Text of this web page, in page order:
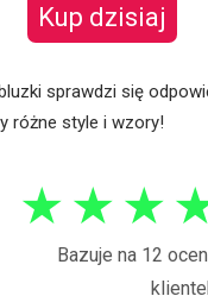
Kup dzisiaj
sprawdzi się
różne style i wzory!
★ ★ ★
Bazuje na 12